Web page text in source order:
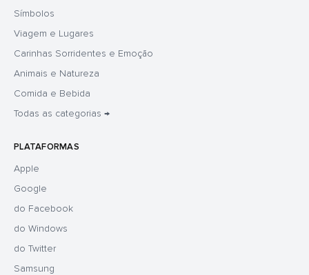
Símbolos
Viagem e Lugares
Carinhas Sorridentes e Emoção
Animais e Natureza
Comida e Bebida
Todas as categorias →
PLATAFORMAS
Apple
Google
do Facebook
do Windows
do Twitter
Samsung